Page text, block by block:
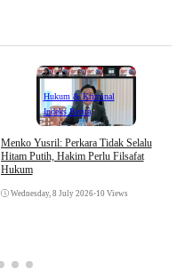
Hukum & Kriminal
Indeks Berita
Menko Yusril: Perkara Tidak Selalu
Hitam Putih, Hakim Perlu Filsafat
Hukum
Wednesday, 8 July 2026•10 Views